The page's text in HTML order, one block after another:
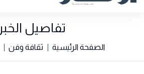
تفاصيل الخبر
الصفحة الرئيسية ثقافة وفن